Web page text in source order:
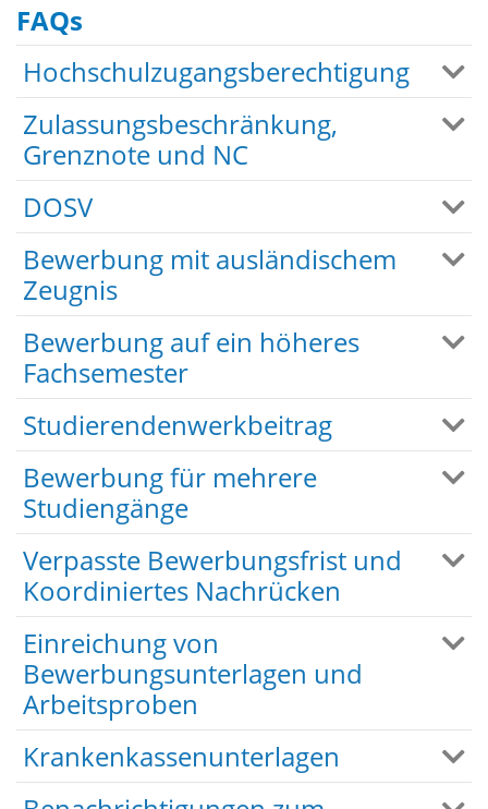
FAQs
Hochschulzugangsberechtigung
Zulassungsbeschränkung,
Grenznote und NC
DOSV
Bewerbung mit ausländischem
Zeugnis
Bewerbung auf ein höheres
Fachsemester
Studierendenwerkbeitrag
Bewerbung für mehrere
Studiengänge
Verpasste Bewerbungsfrist und
Koordiniertes Nachrücken
Einreichung von
Bewerbungsunterlagen und
Arbeitsproben
Krankenkassenunterlagen